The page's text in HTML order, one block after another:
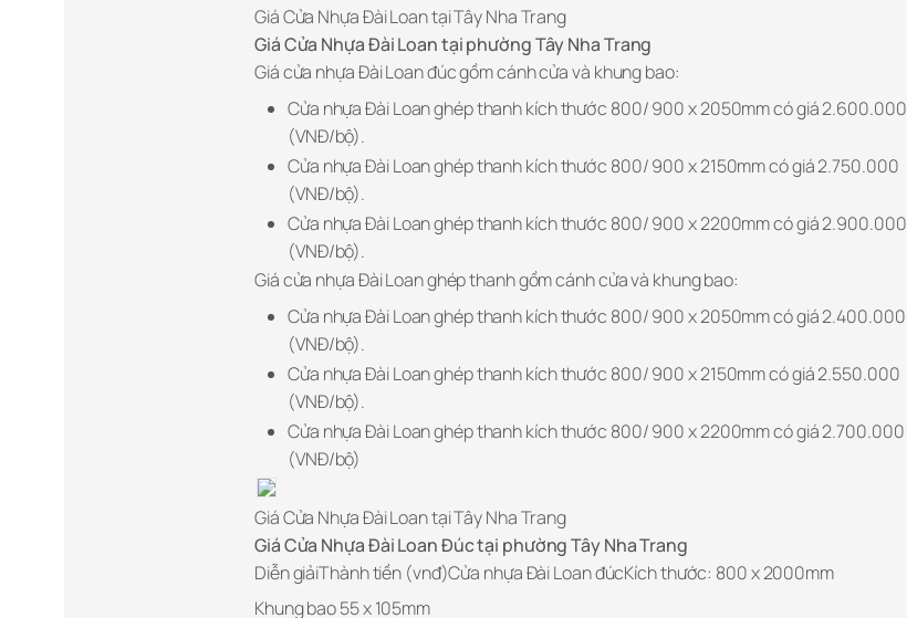
Giá Cửa Nhựa Đài Loan tại Tây Nha Trang
Giá Cửa Nhựa Đài Loan tại phường Tây Nha Trang
Giá cửa nhựa Đài Loan đúc gồm cánh cửa và khung bao:
Cửa nhựa Đài Loan ghép thanh kích thước 800/ 900 x 2050mm có giá 2.600.000
(VNĐ/bộ).
Cửa nhựa Đài Loan ghép thanh kích thước 800/ 900 x 2150mm có giá 2.750.000
(VNĐ/bộ).
Cửa nhựa Đài Loan ghép thanh kích thước 800/ 900 x 2200mm có giá 2.900.000
(VNĐ/bộ).
Giá cửa nhựa Đài Loan ghép thanh gồm cánh cửa và khung bao:
Cửa nhựa Đài Loan ghép thanh kích thước 800/ 900 x 2050mm có giá 2.400.000
(VNĐ/bộ).
Cửa nhựa Đài Loan ghép thanh kích thước 800/ 900 x 2150mm có giá 2.550.000
(VNĐ/bộ).
Cửa nhựa Đài Loan ghép thanh kích thước 800/ 900 x 2200mm có giá 2.700.000
(VNĐ/bộ)
Giá Cửa Nhựa Đài Loan tại Tây Nha Trang
Giá Cửa Nhựa Đài Loan Đúc tại phường Tây Nha Trang
Diễn giảiThành tiền (vnđ)Cửa nhựa Đài Loan đúcKích thước: 800 x 2000mm
Khung bao 55 x 105mm